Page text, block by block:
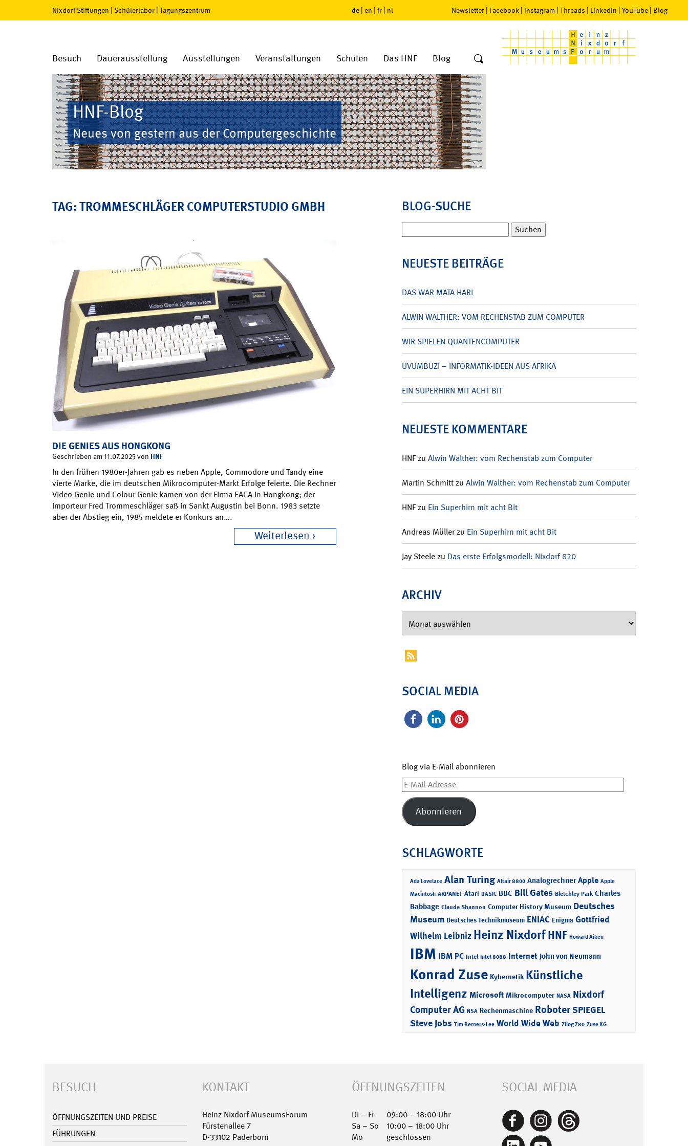
Nixdorf-Stiftungen | Schülerlabor | Tagungszentrum de | en | fr | nl Newsletter | Facebook | Instagram | Threads | LinkedIn | YouTube | Blog
Besuch Dauerausstellung Ausstellungen Veranstaltungen Schulen Das HNF Blog
HNF-Blog
Neues von gestern aus der Computergeschichte
TAG: TROMMESCHLÄGER COMPUTERSTUDIO GMBH
DIE GENIES AUS HONGKONG
Geschrieben am 11.07.2025 von HNF
In den frühen 1980er-Jahren gab es neben Apple, Commodore und Tandy eine
vierte Marke, die im deutschen Mikrocomputer-Markt Erfolge feierte. Die Rechner
Video Genie und Colour Genie kamen von der Firma EACA in Hongkong; der
Importeur Fred Trommeschläger saß in Sankt Augustin bei Bonn. 1983 setzte
aber der Abstieg ein, 1985 meldete er Konkurs an….
Weiterlesen
BLOG-SUCHE
nach:
NEUESTE BEITRÄGE
DAS WAR MATA HARI
ALWIN WALTHER: VOM RECHENSTAB ZUM COMPUTER
WIR SPIELEN QUANTENCOMPUTER
UVUMBUZI – INFORMATIK-IDEEN AUS AFRIKA
EIN SUPERHIRN MIT ACHT BIT
NEUESTE KOMMENTARE
HNFzu Alwin Walther: vom Rechenstab zum Computer
Martin Schmittzu Alwin Walther: vom Rechenstab zum Computer
HNFzu Ein Superhirn mit acht Bit
Andreas Müllerzu Ein Superhirn mit acht Bit
Jay Steelezu Das erste Erfolgsmodell: Nixdorf 820
ARCHIV
SOCIAL MEDIA
Blog via E-Mail abonnieren
E-
Mail-
Adresse
Abonnieren
SCHLAGWORTE
Ada Lovelace Alan Turing Altair 8800 Analogrechner Apple Apple
Macintosh ARPANET Atari BASIC BBC Bill Gates Bletchley Park Charles
Babbage Claude Shannon Computer History Museum Deutsches
Museum Deutsches Technikmuseum ENIAC Enigma Gottfried
Wilhelm Leibniz Heinz NixdorfHNF Howard Aiken
IBM IBM PC Intel Intel 8088 Internet John von Neumann
Konrad Zuse Kybernetik Künstliche
Intelligenz Microsoft Mikrocomputer NASA Nixdorf
Computer AG NSA Rechenmaschine RoboterSPIEGEL
Steve Jobs Tim Berners-Lee World Wide Web Zilog Z80 Zuse KG
BESUCH
ÖFFNUNGSZEITEN UND PREISE
FÜHRUNGEN
KONTAKT
Heinz Nixdorf MuseumsForum
Fürstenallee 7
D-33102 Paderborn
ÖFFNUNGSZEITEN
Di – Fr
09:00 – 18:00 Uhr
Sa – So
10:00 – 18:00 Uhr
Mo
geschlossen
SOCIAL MEDIA